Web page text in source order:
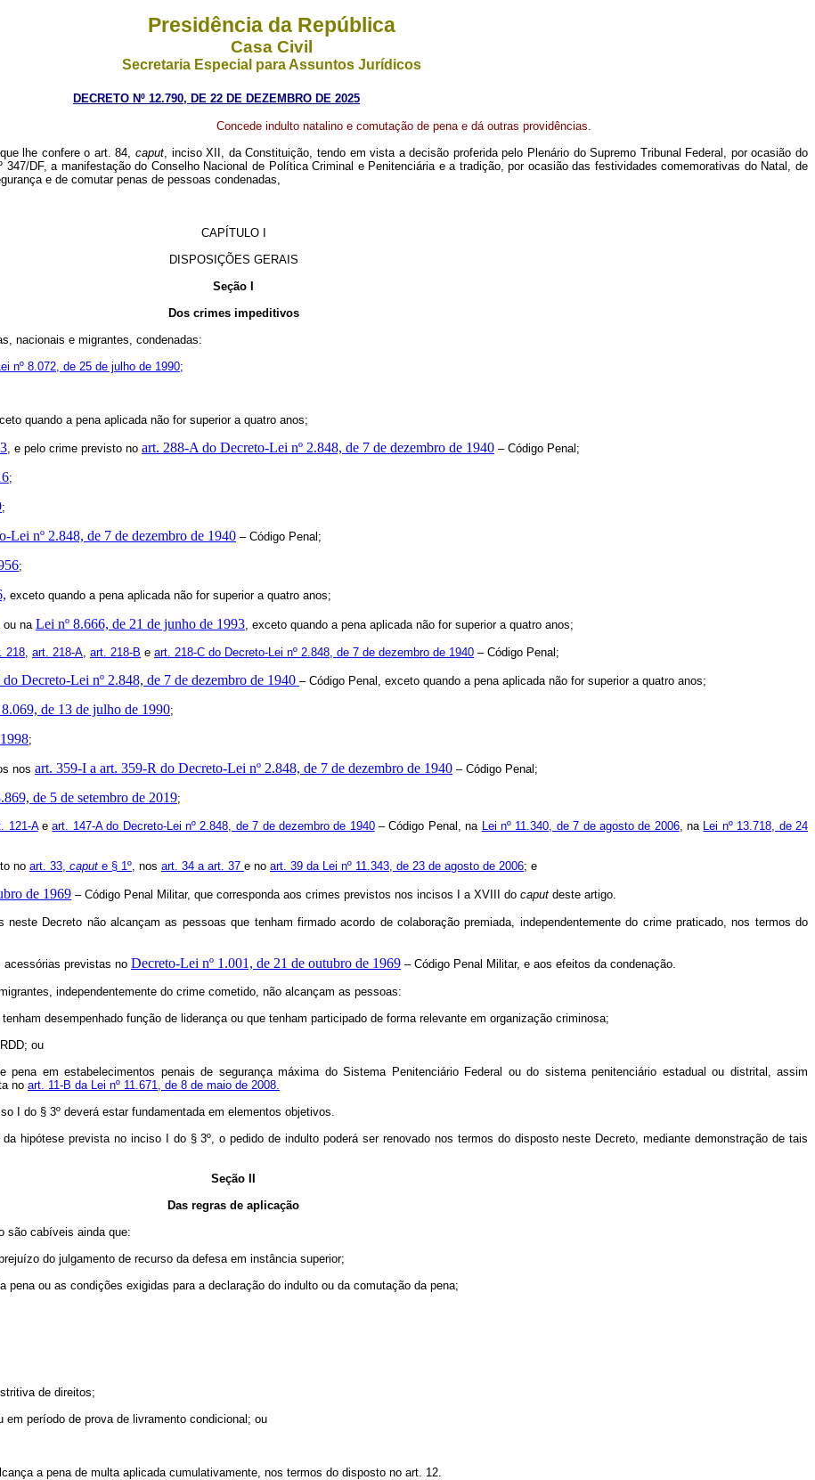
Presidência da República
Casa Civil
Secretaria Especial para Assuntos Jurídicos
DECRETO Nº 12.790, DE 22 DE DEZEMBRO DE 2025
Concede indulto natalino e comutação de pena e dá outras providências.
lhe confere o art. 84,caput, inciso XII, da Constituição, tendo em vista a decisão proferida pelo Plenário do Supremo Tribunal Federal, por ocasião do
DF, a manifestação do Conselho Nacional de Política Criminal e Penitenciária e a tradição, por ocasião das festividades comemorativas do Natal, de
e de comutar penas de pessoas condenadas,
CAPÍTULO I
DISPOSIÇÕES GERAIS
Seção I
Dos crimes impeditivos
nacionais e migrantes, condenadas:
nº 8.072, de 25 de julho de 1990;
quando a pena aplicada não for superior a quatro anos;
, e pelo crime previsto no art. 288-A do Decreto-Lei nº 2.848, de 7 de dezembro de 1940 – Código Penal;
;
;
Lei nº 2.848, de 7 de dezembro de 1940 – Código Penal;
;
exceto quando a pena aplicada não for superior a quatro anos;
ou na Lei nº 8.666, de 21 de junho de 1993, exceto quando a pena aplicada não for superior a quatro anos;
218, art. 218-A, art. 218-B e art. 218-C do Decreto-Lei nº 2.848, de 7 de dezembro de 1940 – Código Penal;
do Decreto-Lei nº 2.848, de 7 de dezembro de 1940 – Código Penal, exceto quando a pena aplicada não for superior a quatro anos;
de 13 de julho de 1990;
;
nos art. 359-I a art. 359-R do Decreto-Lei nº 2.848, de 7 de dezembro de 1940 – Código Penal;
de 5 de setembro de 2019;
121-Aeart. 147-A do Decreto-Lei nº 2.848, de 7 de dezembro de 1940– Código Penal, na Lei nº 11.340, de 7 de agosto de 2006, na Lei nº 13.718, de 24
no art. 33, caput e § 1º, nos art. 34 a art. 37 e no art. 39 da Lei nº 11.343, de 23 de agosto de 2006; e
de 1969 – Código Penal Militar, que corresponda aos crimes previstos nos incisos I a XVIII do caput deste artigo.
Decreto não alcançam as pessoas que tenham firmado acordo de colaboração premiada, independentemente do crime praticado, nos termos do
acessórias previstas no Decreto-Lei nº 1.001, de 21 de outubro de 1969 – Código Penal Militar, e aos efeitos da condenação.
independentemente do crime cometido, não alcançam as pessoas:
desempenhado função de liderança ou que tenham participado de forma relevante em organização criminosa;
ou
pena em estabelecimentos penais de segurança máxima do Sistema Penitenciário Federal ou do sistema penitenciário estadual ou distrital, assim
no art. 11-B da Lei nº 11.671, de 8 de maio de 2008.
I do § 3º deverá estar fundamentada em elementos objetivos.
hipótese prevista no inciso I do § 3º, o pedido de indulto poderá ser renovado nos termos do disposto neste Decreto, mediante demonstração de tais
Seção II
Das regras de aplicação
são cabíveis ainda que:
do julgamento de recurso da defesa em instância superior;
pena ou as condições exigidas para a declaração do indulto ou da comutação da pena;
de direitos;
em período de prova de livramento condicional; ou
a pena de multa aplicada cumulativamente, nos termos do disposto no art. 12.